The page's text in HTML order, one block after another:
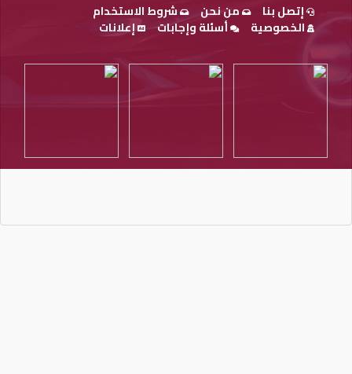
إتصل بنا من نحن
شروط الاستخدام
الخصوصية
أسئلة وإجابات إعلانات